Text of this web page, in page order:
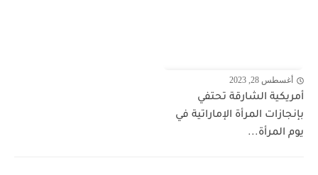
أغسطس 28, 2023
أمريكية الشارقة تحتفي
بإنجازات المرأة الإماراتية في
يوم المرأة...